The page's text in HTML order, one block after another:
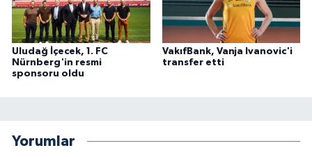
Uludağ İçecek, 1. FC
Nürnberg'in resmi
sponsoru oldu
VakıfBank, Vanja Ivanovic'i
transfer etti
Yorumlar